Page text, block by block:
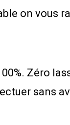
on vous
Zéro
sans